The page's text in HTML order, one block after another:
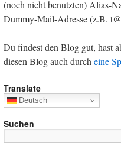
(noch nicht benutzten) Alias-
Dummy-Mail-Adresse (z.B.
Du findest den Blog gut, hast
diesen Blog auch durcheine
Translate
Deutsch
Suchen